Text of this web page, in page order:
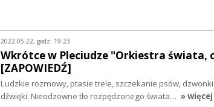
2022-05-22, godz. 19:23
Wkrótce w Pleciudze "Orkiestra świata,
[ZAPOWIEDŹ]
Ludzkie rozmowy, ptasie trele, szczekanie psów,
dźwięki. Nieodzowne tło rozpędzonego świata… » więcej